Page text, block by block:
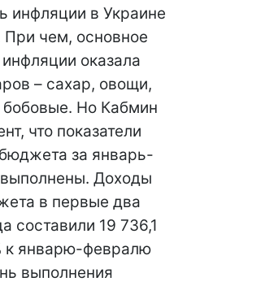
инфляции в Украине
При чем, основное
оказала
– сахар, овощи,
Но Кабмин
что показатели
за январь-
Доходы
в первые два
составили 19 736,1
к январю-февралю
выполнения